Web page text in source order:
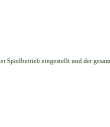
Spielbetrieb eingestellt und der